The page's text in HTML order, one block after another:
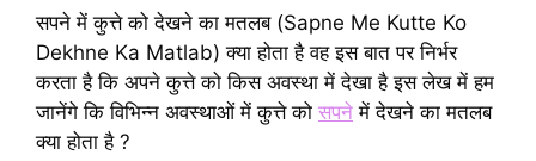
सपने में कुत्ते को देखने का मतलब (Sapne Me Kutte Ko
Dekhne Ka Matlab) क्या होता है वह इस बात पर निर्भर
करता है कि अपने कुत्ते को किस अवस्था में देखा है इस लेख में हम
जानेंगे कि विभिन्न अवस्थाओं में कुत्ते को सपने में देखने का मतलब
क्या होता है ?